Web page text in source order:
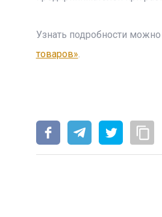
Узнать подробности
товаров».